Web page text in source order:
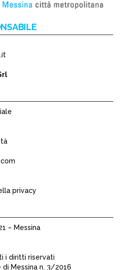
privacy
– Messina
i diritti riservati
di Messina n. 3/2016